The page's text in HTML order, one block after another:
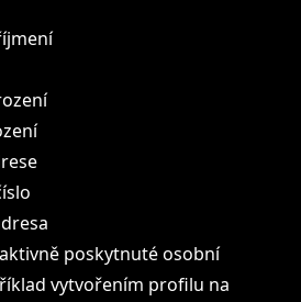
poskytnuté osobní
vytvořením profilu na